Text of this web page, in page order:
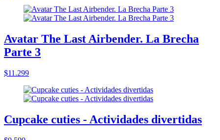
Avatar The Last Airbender. La Brecha
Parte 3
$11.299
Cupcake cuties - Actividades divertidas